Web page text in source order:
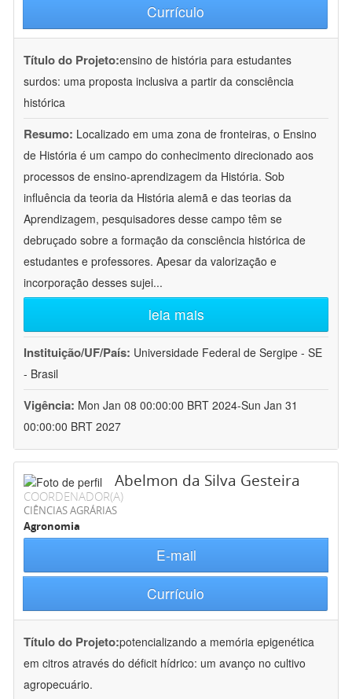
Currículo
Título do Projeto:ensino de história para estudantes
surdos: uma proposta inclusiva a partir da consciência
histórica
Resumo: Localizado em uma zona de fronteiras, o Ensino
de História é um campo do conhecimento direcionado aos
processos de ensino-aprendizagem da História. Sob
influência da teoria da História alemã e das teorias da
Aprendizagem, pesquisadores desse campo têm se
debruçado sobre a formação da consciência histórica de
estudantes e professores. Apesar da valorização e
incorporação desses sujei...
leia mais
Instituição/UF/País: Universidade Federal de Sergipe - SE
- Brasil
Vigência: Mon Jan 08 00:00:00 BRT 2024-Sun Jan 31
00:00:00 BRT 2027
Abelmon da Silva Gesteira
COORDENADOR(A)
CIÊNCIAS AGRÁRIAS
Agronomia
E-mail
Currículo
Título do Projeto:potencializando a memória epigenética
em citros através do déficit hídrico: um avanço no cultivo
agropecuário.